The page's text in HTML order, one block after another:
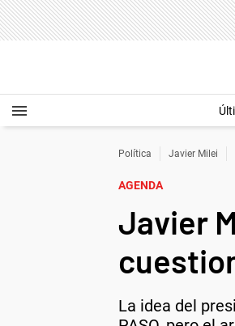
Política Javier Milei
AGENDA
Javier
La idea del